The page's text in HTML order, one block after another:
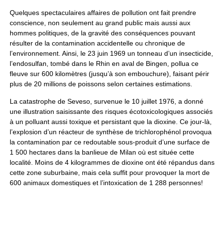
Quelques spectaculaires affaires de pollution ont fait prendre
conscience, non seulement au grand public mais aussi aux
hommes politiques, de la gravité des conséquences pouvant
résulter de la contamination accidentelle ou chronique de
l’environnement. Ainsi, le 23 juin 1969 un tonneau d’un insecticide,
l’endosulfan, tombé dans le Rhin en aval de Bingen, pollua ce
fleuve sur 600 kilomètres (jusqu’à son embouchure), faisant périr
plus de 20 millions de poissons selon certaines estimations.
La catastrophe de Seveso, survenue le 10 juillet 1976, a donné
une illustration saisissante des risques écotoxicologiques associés
à un polluant aussi toxique et persistant que la dioxine. Ce jour-là,
l’explosion d’un réacteur de synthèse de trichlorophénol provoqua
la contamination par ce redoutable sous-produit d’une surface de
1 500 hectares dans la banlieue de Milan où est située cette
localité. Moins de 4 kilogrammes de dioxine ont été répandus dans
cette zone suburbaine, mais cela suffit pour provoquer la mort de
600 animaux domestiques et l’intoxication de 1 288 personnes!